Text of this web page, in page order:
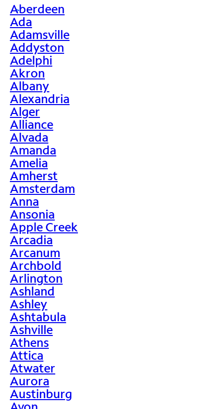
>
Aberdeen
Ada
Adamsville
Addyston
Adelphi
Akron
Albany
Alexandria
Alger
Alliance
Alvada
Amanda
Amelia
Amherst
Amsterdam
Anna
Ansonia
Apple Creek
Arcadia
Arcanum
Archbold
Arlington
Ashland
Ashley
Ashtabula
Ashville
Athens
Attica
Atwater
Aurora
Austinburg